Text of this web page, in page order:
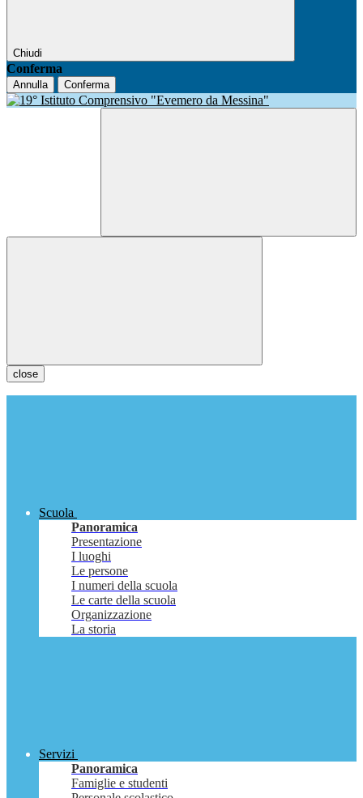
Chiudi
Conferma
Annulla Conferma
close
Scuola
Panoramica
Presentazione
I luoghi
Le persone
I numeri della scuola
Le carte della scuola
Organizzazione
La storia
Servizi
Panoramica
Famiglie e studenti